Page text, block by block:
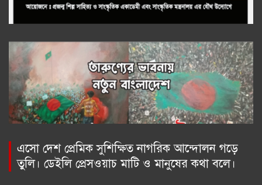
এসো দেশ প্রেমিক সুশিক্ষিত নাগরিক আন্দোলন গড়ে
তুলি। ডেইলি প্রেসওয়াচ মাটি ও মানুষের কথা বলে।